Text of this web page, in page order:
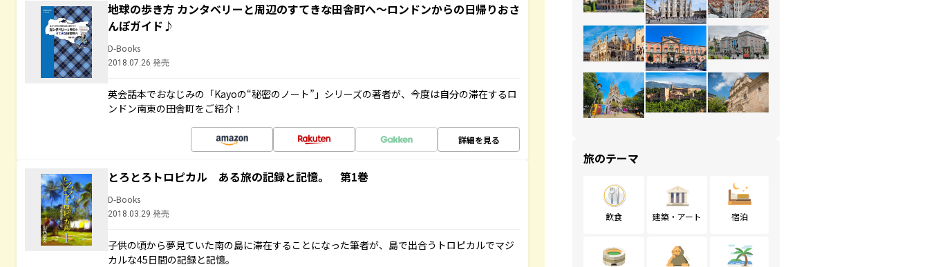
地球の歩き方 カンタベリーと周辺のすてきな田舎町へ～ロンドンからの日帰りおさ
んぽガイド♪
D-Books
2018.07.26 発売
英会話本でおなじみの「Kayoの“秘密のノート”」シリーズの著者が、今度は自分の滞在するロ
ンドン南東の田舎町をご紹介！
詳細を見る
とろとろトロピカル ある旅の記録と記憶。 第1巻
D-Books
2018.03.29 発売
子供の頃から夢見ていた南の島に滞在することになった筆者が、島で出合うトロピカルでマジ
カルな45日間の記録と記憶。
旅のテーマ
飲食 建築・アート 宿泊